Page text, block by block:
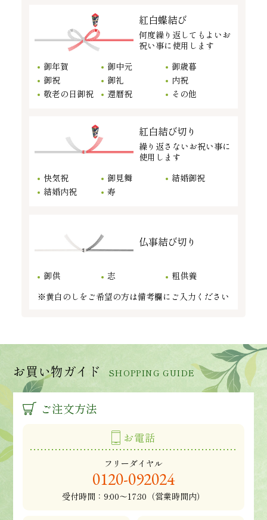
紅白蝶結び
何度繰り返してもよいお
祝い事に使用します
御年賀
御中元
御歳暮
御祝
御礼
内祝
敬老の日御祝
還暦祝 その他
紅白結び切り
繰り返さないお祝い事に
使用します
快気祝
御見舞
結婚御祝
結婚内祝
寿
仏事結び切り
御供 志
粗供養
※黄白のしをご希望の方は備考欄にご入力ください
お買い物ガイド SHOPPING GUIDE
ご注文方法
お電話
フリーダイヤル
0120-092024
受付時間： 9:00～17:30（営業時間内）